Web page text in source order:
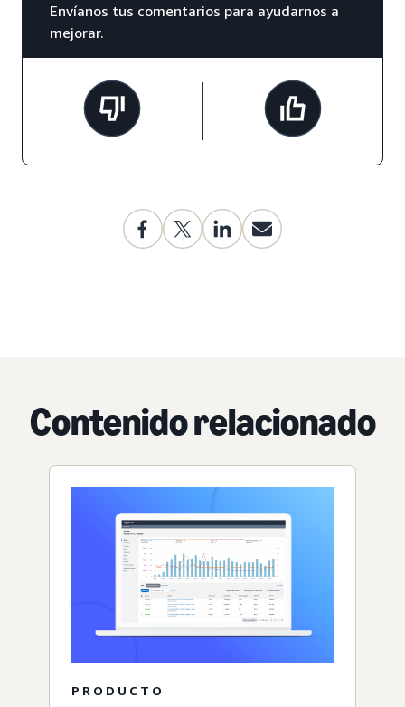
Envíanos tus comentarios para ayudarnos a
mejorar.
Contenido relacionado
PRODUCTO